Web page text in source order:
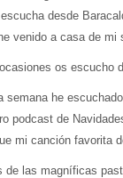
desde
venido a casa de mi
os escucho
semana he
podcast de
mi canción favorita
de las magníficas